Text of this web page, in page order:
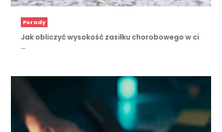
Porady
Jak obliczyć wysokość zasiłku chorobowego w ci
…